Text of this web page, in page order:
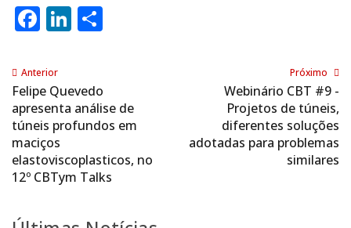
Facebook
LinkedIn
Anterior
Felipe Quevedo
apresenta análise de
túneis profundos em
maciços
elastoviscoplasticos, no
12º CBTym Talks
Próximo
Webinário CBT #9 -
Projetos de túneis,
diferentes soluções
adotadas para problemas
similares